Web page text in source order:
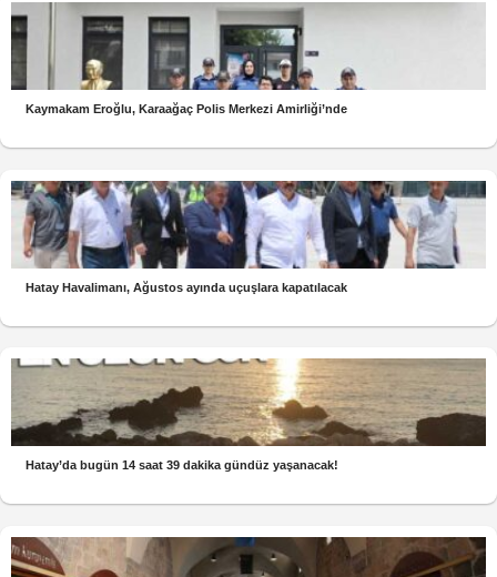
Kaymakam Eroğlu, Karaağaç Polis Merkezi Amirliği’nde
Hatay Havalimanı, Ağustos ayında uçuşlara kapatılacak
Hatay’da bugün 14 saat 39 dakika gündüz yaşanacak!